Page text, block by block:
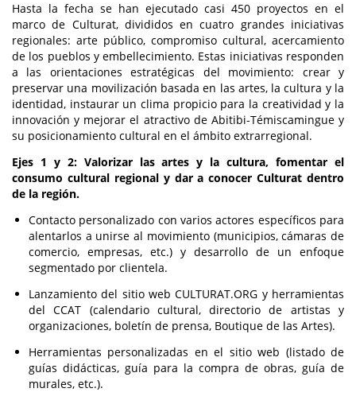
Hasta la fecha se han ejecutado casi 450 proyectos en el
marco de Culturat, divididos en cuatro grandes iniciativas
regionales: arte público, compromiso cultural, acercamiento
de los pueblos y embellecimiento. Estas iniciativas responden
a las orientaciones estratégicas del movimiento: crear y
preservar una movilización basada en las artes, la cultura y la
identidad, instaurar un clima propicio para la creatividad y la
innovación y mejorar el atractivo de Abitibi-Témiscamingue y
su posicionamiento cultural en el ámbito extrarregional.
Ejes 1 y 2: Valorizar las artes y la cultura, fomentar el
consumo cultural regional y dar a conocer Culturat dentro
de la región.
Contacto personalizado con varios actores específicos para
alentarlos a unirse al movimiento (municipios, cámaras de
comercio, empresas, etc.) y desarrollo de un enfoque
segmentado por clientela.
Lanzamiento del sitio web CULTURAT.ORG y herramientas
del CCAT (calendario cultural, directorio de artistas y
organizaciones, boletín de prensa, Boutique de las Artes).
Herramientas personalizadas en el sitio web (listado de
guías didácticas, guía para la compra de obras, guía de
murales, etc.).